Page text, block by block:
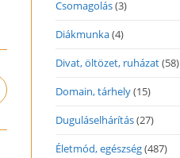
Csomagolás(3)
Diákmunka(4)
Divat, öltözet, ruházat(58)
Domain, tárhely(15)
Duguláselhárítás(27)
Életmód, egészség(487)